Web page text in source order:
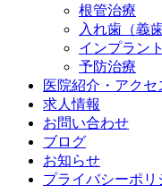
根管治療
入れ歯（義
インプラン
予防治療
医院紹介・アクセ
求人情報
お問い合わせ
ブログ
お知らせ
プライバシーポリ